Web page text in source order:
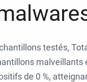
testés,
malveillants
de 0 %,